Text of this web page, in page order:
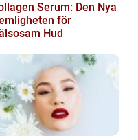
Serum: Den Nya
för
Hud